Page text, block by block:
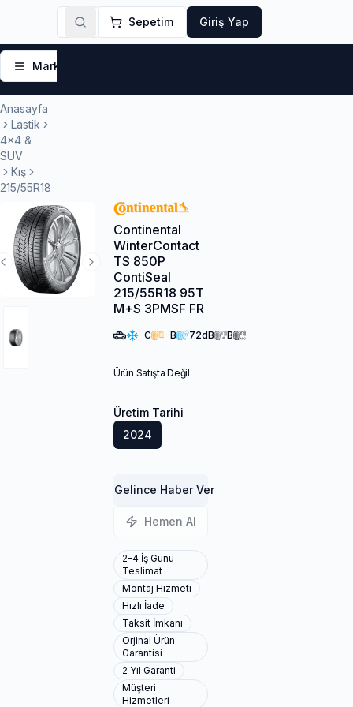
Sepetim Giriş Yap
Markalar
Anasayfa
Lastik
4x4 &
SUV
Kış
215/55R18
Next Slide
Previous Slide
Continental
WinterContact
TS 850P
ContiSeal
215/55R18 95T
M+S 3PMSF FR
C B 72dB B
Ürün Satışta Değil
Üretim Tarihi
2024
Gelince Haber Ver
Hemen Al
2-4 İş Günü
Teslimat
Montaj Hizmeti
Hızlı İade
Taksit İmkanı
Orjinal Ürün
Garantisi
2 Yıl Garanti
Müşteri
Hizmetleri